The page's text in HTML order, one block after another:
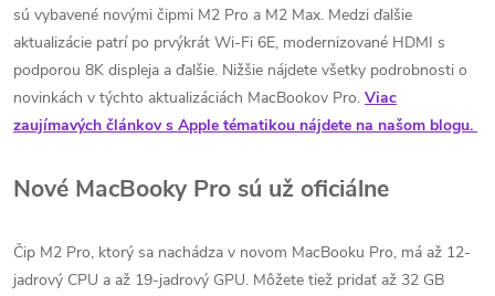
sú vybavené novými čipmi M2 Pro a M2 Max. Medzi ďalšie
aktualizácie patrí po prvýkrát Wi-Fi 6E, modernizované HDMI s
podporou 8K displeja a ďalšie. Nižšie nájdete všetky podrobnosti o
novinkách v týchto aktualizáciách MacBookov Pro. Viac
zaujímavých článkov s Apple tématikou nájdete na našom blogu.
Nové MacBooky Pro sú už oficiálne
Čip M2 Pro, ktorý sa nachádza v novom MacBooku Pro, má až 12-
jadrový CPU a až 19-jadrový GPU. Môžete tiež pridať až 32 GB